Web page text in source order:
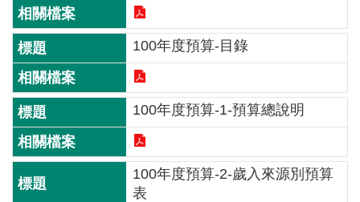
本
部
簡
介
主
題
政
100年度預算-目錄
100年度預算-1-預算總說明
100年度預算-2-歲入來源別預算
表